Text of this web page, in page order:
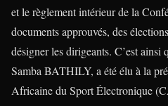
et le règlement intérieur de la
documents approuvés, des
désigner les dirigeants. C’est ainsi
Samba BATHILY, a été élu à la
Africaine du Sport Électronique